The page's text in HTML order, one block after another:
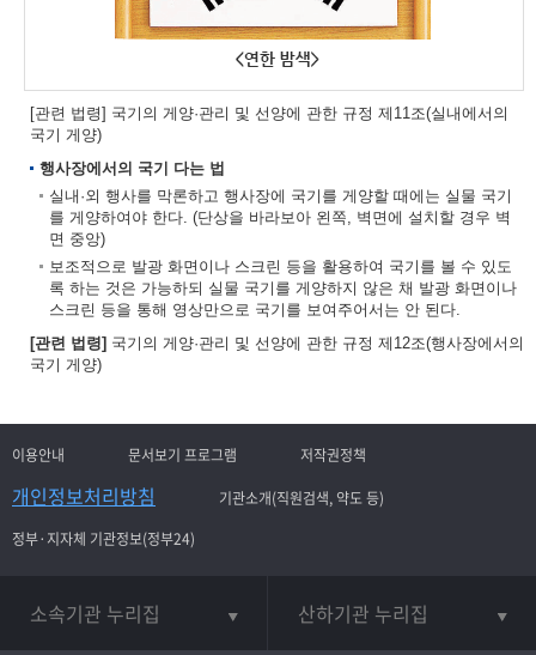
[관련 법령] 국기의 게양·관리 및 선양에 관한 규정 제11조(실내에서의
국기 게양)
행사장에서의 국기 다는 법
실내·외 행사를 막론하고 행사장에 국기를 게양할 때에는 실물 국기
를 게양하여야 한다. (단상을 바라보아 왼쪽, 벽면에 설치할 경우 벽
면 중앙)
보조적으로 발광 화면이나 스크린 등을 활용하여 국기를 볼 수 있도
록 하는 것은 가능하되 실물 국기를 게양하지 않은 채 발광 화면이나
스크린 등을 통해 영상만으로 국기를 보여주어서는 안 된다.
[관련 법령] 국기의 게양·관리 및 선양에 관한 규정 제12조(행사장에서의
국기 게양)
이용안내 문서보기 프로그램 저작권정책
개인정보처리방침
기관소개(직원검색, 약도 등)
정부·지자체 기관정보(정부24)
소속기관 누리집 산하기관 누리집